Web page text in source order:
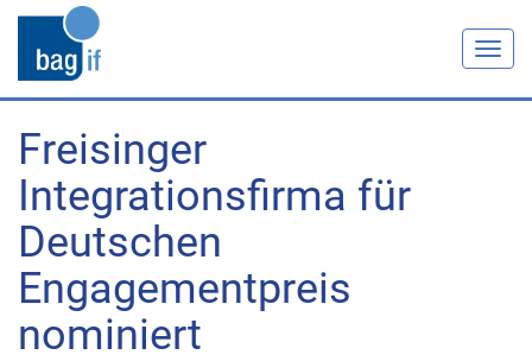
Freisinger
Integrationsfirma für
Deutschen
Engagementpreis
nominiert